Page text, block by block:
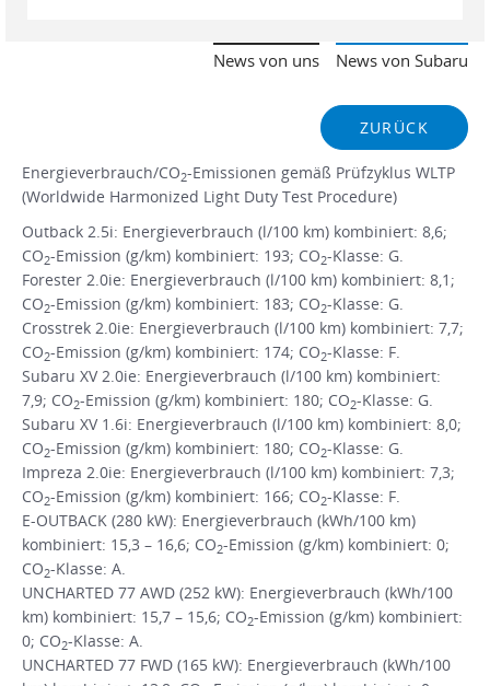
News von Subaru
News von uns
ZURÜCK
Energieverbrauch/CO2-Emissionen gemäß Prüfzyklus WLTP
(Worldwide Harmonized Light Duty Test Procedure)
Outback 2.5i: Energieverbrauch (l/100 km) kombiniert: 8,6;
CO2-Emission (g/km) kombiniert: 193; CO2-Klasse: G.
Forester 2.0ie: Energieverbrauch (l/100 km) kombiniert: 8,1;
CO2-Emission (g/km) kombiniert: 183; CO2-Klasse: G.
Crosstrek 2.0ie: Energieverbrauch (l/100 km) kombiniert: 7,7;
CO2-Emission (g/km) kombiniert: 174; CO2-Klasse: F.
Subaru XV 2.0ie: Energieverbrauch (l/100 km) kombiniert:
7,9; CO2-Emission (g/km) kombiniert: 180; CO2-Klasse: G.
Subaru XV 1.6i: Energieverbrauch (l/100 km) kombiniert: 8,0;
CO2-Emission (g/km) kombiniert: 180; CO2-Klasse: G.
Impreza 2.0ie: Energieverbrauch (l/100 km) kombiniert: 7,3;
CO2-Emission (g/km) kombiniert: 166; CO2-Klasse: F.
E-OUTBACK (280 kW): Energieverbrauch (kWh/100 km)
kombiniert: 15,3 – 16,6; CO2-Emission (g/km) kombiniert: 0;
CO2-Klasse: A.
UNCHARTED 77 AWD (252 kW): Energieverbrauch (kWh/100
km) kombiniert: 15,7 – 15,6; CO2-Emission (g/km) kombiniert:
0; CO2-Klasse: A.
UNCHARTED 77 FWD (165 kW): Energieverbrauch (kWh/100